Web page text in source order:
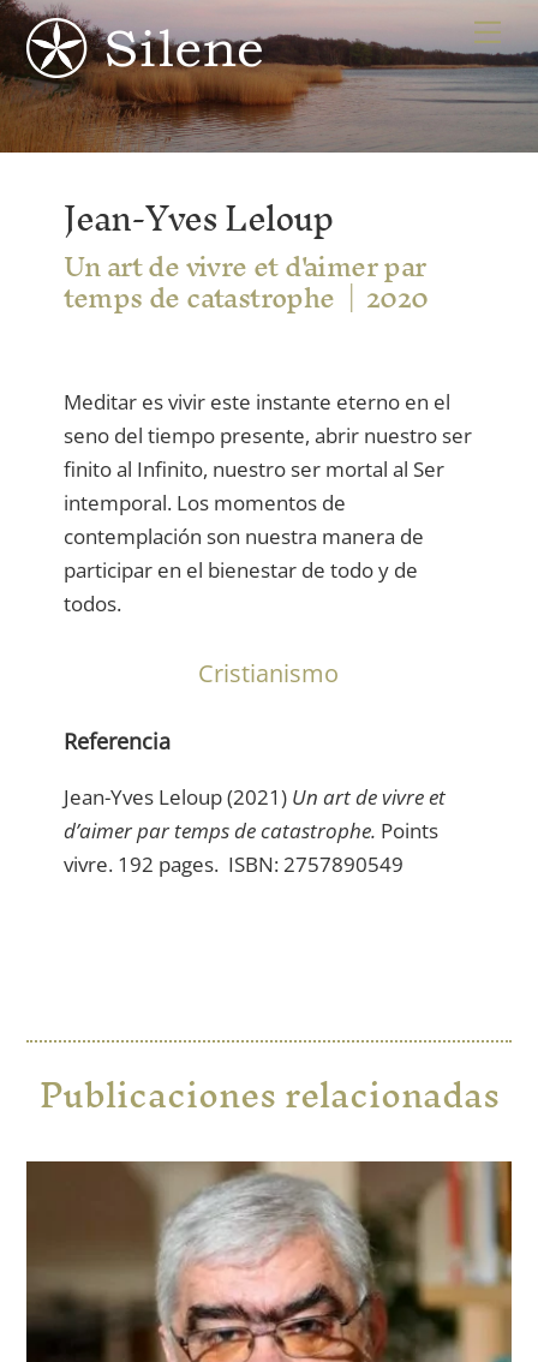
Skip
to
content
Jean-Yves Leloup
Un art de vivre et d'aimer par
temps de catastrophe 2020
Meditar es vivir este instante eterno en el
seno del tiempo presente, abrir nuestro ser
finito al Infinito, nuestro ser mortal al Ser
intemporal. Los momentos de
contemplación son nuestra manera de
participar en el bienestar de todo y de
todos.
Cristianismo
Referencia
Jean-Yves Leloup (2021) Un art de vivre et
d’aimer par temps de catastrophe. Points
vivre. 192 pages. ISBN: 2757890549
Publicaciones relacionadas